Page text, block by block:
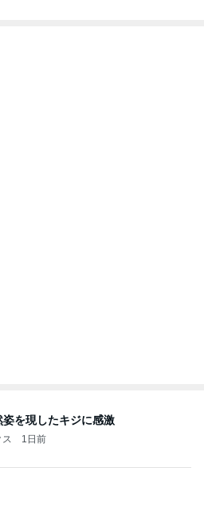
姿を現したキジに感激
1日前